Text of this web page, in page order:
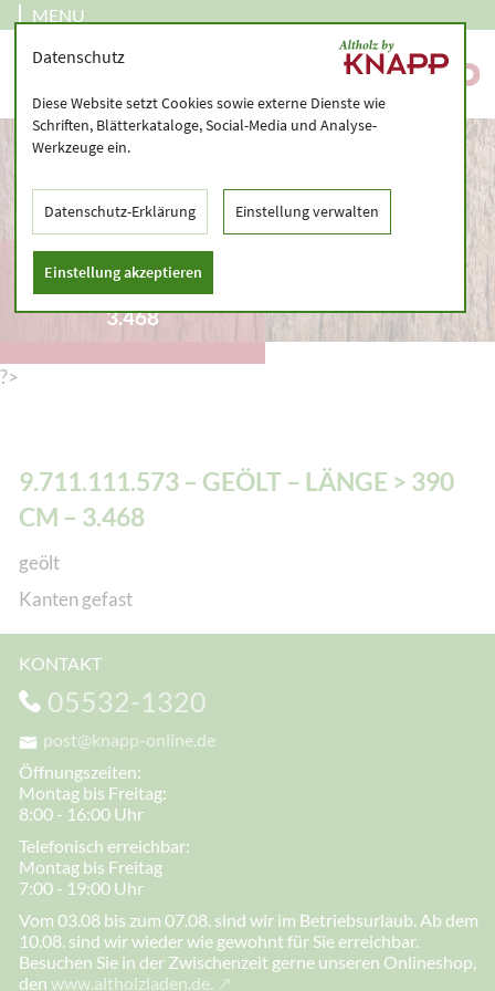
MENU
9.711.111.573 – GEÖLT
– LÄNGE > 390 CM –
3.468
?>
9.711.111.573 – GEÖLT – LÄNGE > 390
CM – 3.468
geölt
Kanten gefast
KONTAKT
05532-1320
post@knapp-online.de
Öffnungszeiten:
Montag bis Freitag:
8:00 - 16:00 Uhr
Telefonisch erreichbar:
Montag bis Freitag
7:00 - 19:00 Uhr
Vom 03.08 bis zum 07.08. sind wir im Betriebsurlaub. Ab dem
10.08. sind wir wieder wie gewohnt für Sie erreichbar.
Besuchen Sie in der Zwischenzeit gerne unseren Onlineshop,
den www.altholzladen.de.
Datenschutz
Diese Website setzt Cookies sowie externe Dienste wie
Schriften, Blätterkataloge, Social-Media und Analyse-
Werkzeuge ein.
Datenschutz-Erklärung Einstellung verwalten
Einstellung akzeptieren